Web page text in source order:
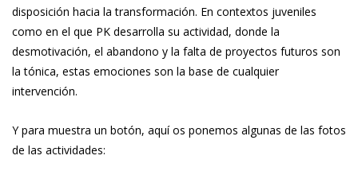
disposición hacia la transformación. En contextos juveniles
como en el que PK desarrolla su actividad, donde la
desmotivación, el abandono y la falta de proyectos futuros son
la tónica, estas emociones son la base de cualquier
intervención.
Y para muestra un botón, aquí os ponemos algunas de las fotos
de las actividades: